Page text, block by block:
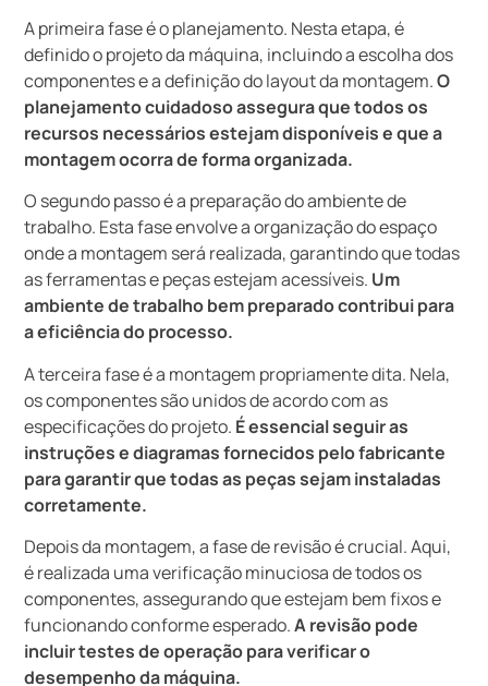
A primeira fase é o planejamento. Nesta etapa, é
definido o projeto da máquina, incluindo a escolha dos
componentes e a definição do layout da montagem.O
planejamento cuidadoso assegura que todos os
recursos necessários estejam disponíveis e que a
montagem ocorra de forma organizada.
O segundo passo é a preparação do ambiente de
trabalho. Esta fase envolve a organização do espaço
onde a montagem será realizada, garantindo que todas
as ferramentas e peças estejam acessíveis. Um
ambiente de trabalho bem preparado contribui para
a eficiência do processo.
A terceira fase é a montagem propriamente dita. Nela,
os componentes são unidos de acordo com as
especificações do projeto. É essencial seguir as
instruções e diagramas fornecidos pelo fabricante
para garantir que todas as peças sejam instaladas
corretamente.
Depois da montagem, a fase de revisão é crucial. Aqui,
é realizada uma verificação minuciosa de todos os
componentes, assegurando que estejam bem fixos e
funcionando conforme esperado.A revisão pode
incluir testes de operação para verificar o
desempenho da máquina.